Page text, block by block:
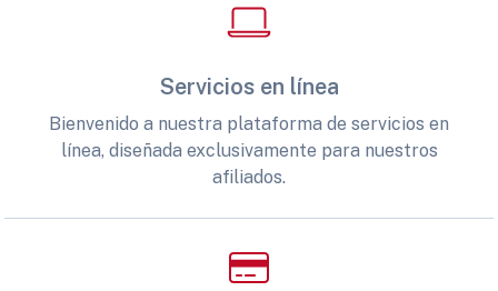
Servicios en línea
Bienvenido a nuestra plataforma de servicios en
línea, diseñada exclusivamente para nuestros
afiliados.